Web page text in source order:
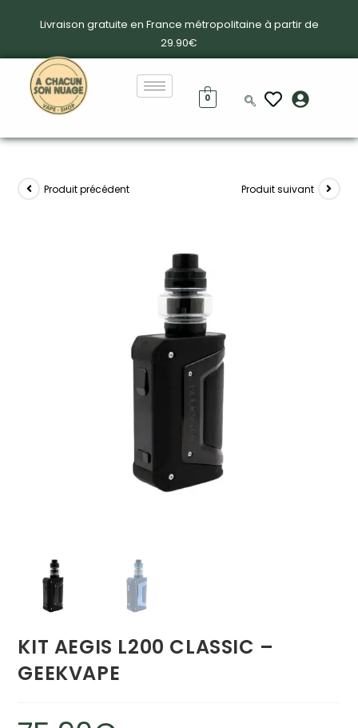
Livraison gratuite en France métropolitaine à partir de
29.90€
0
Produit précédent Produit suivant
KIT AEGIS L200 CLASSIC –
GEEKVAPE